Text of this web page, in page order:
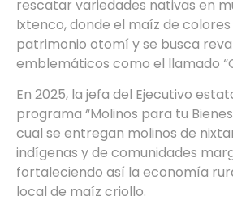
rescatar variedades nativas en
Ixtenco, donde el maíz de
patrimonio otomí y se busca
emblemáticos como el llamado
En 2025, la jefa del Ejecutivo
programa “Molinos para tu
cual se entregan molinos de
indígenas y de comunidades
fortaleciendo así la economía
local de maíz criollo.